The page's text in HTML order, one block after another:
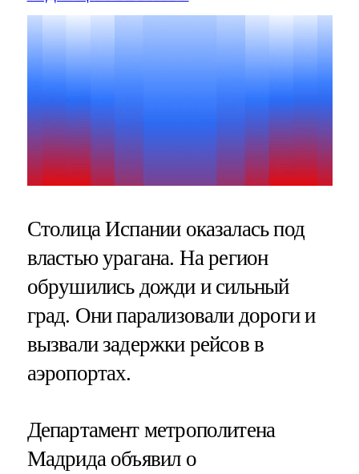
Столица Испании оказалась под
властью урагана. На регион
обрушились дожди и сильный
град. Они парализовали дороги и
вызвали задержки рейсов в
аэропортах.
Департамент метрополитена
Мадрида объявил о